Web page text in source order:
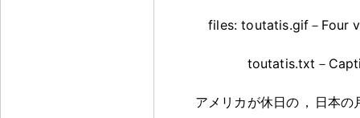
files: toutatis.gif－Four
toutatis.txt－
アメリカが休日の ， 日本の